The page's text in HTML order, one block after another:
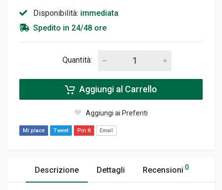
Disponibilità: immediata
Spedito in 24/48 ore
Quantità:
Aggiungi al Carrello
Aggiungi ai Preferiti
Mi piace Tweet Pin It Email
Descrizione Dettagli Recensioni 0